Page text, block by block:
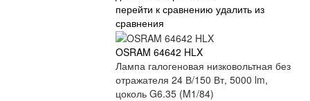
перейти к сравнению удалить из
сравнения
OSRAM 64642 HLX
Лампа галогеновая низковольтная без
отражателя 24 В/150 Вт, 5000 lm,
цоколь G6.35 (M1/84)